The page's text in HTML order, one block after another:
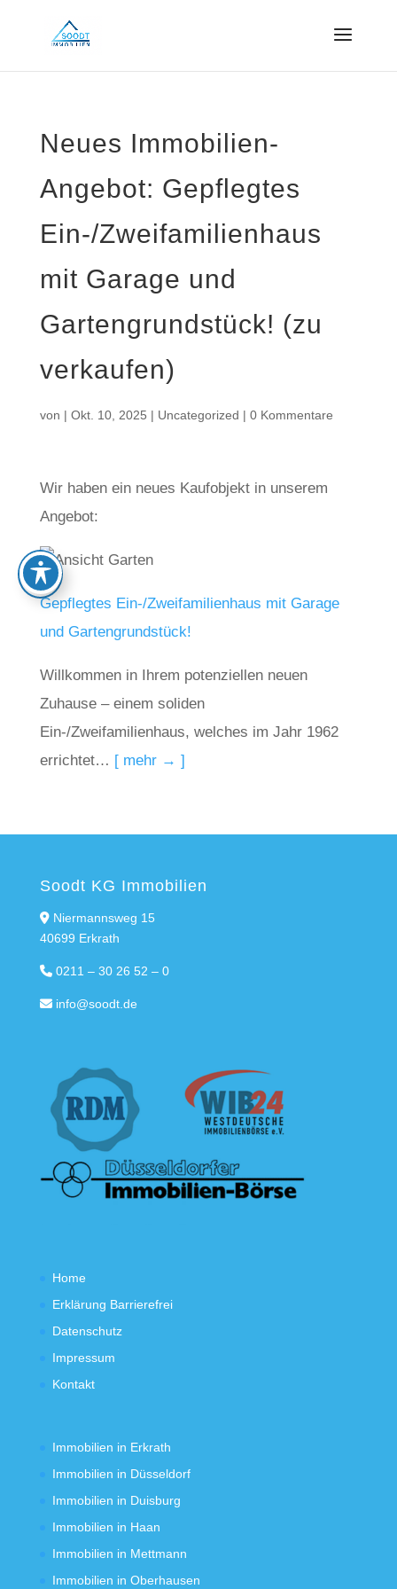
Neues Immobilien-
Angebot: Gepflegtes
Ein-/Zweifamilienhaus
mit Garage und
Gartengrundstück! (zu
verkaufen)
von | Okt. 10, 2025 | Uncategorized | 0 Kommentare
Wir haben ein neues Kaufobjekt in unserem
Angebot:
Gepflegtes Ein-/Zweifamilienhaus mit Garage
und Gartengrundstück!
Willkommen in Ihrem potenziellen neuen
Zuhause – einem soliden
Ein-/Zweifamilienhaus, welches im Jahr 1962
errichtet… [ mehr → ]
Soodt KG Immobilien
Niermannsweg 15
40699 Erkrath
0211 – 30 26 52 – 0
info@soodt.de
Home
Erklärung Barrierefrei
Datenschutz
Impressum
Kontakt
Immobilien in Erkrath
Immobilien in Düsseldorf
Immobilien in Duisburg
Immobilien in Haan
Immobilien in Mettmann
Immobilien in Oberhausen